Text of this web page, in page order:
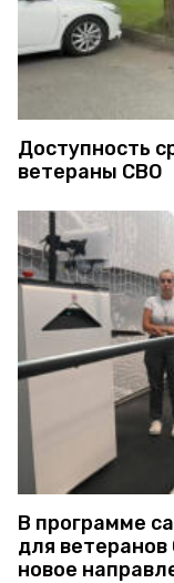
Доступность
ветераны СВО
В программе
для
новое